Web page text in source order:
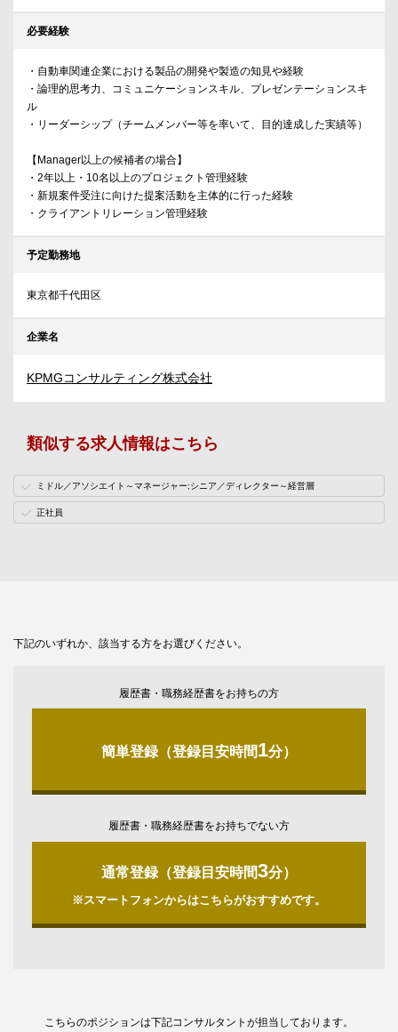
必要経験
・自動車関連企業における製品の開発や製造の知見や経験
・論理的思考力、コミュニケーションスキル、プレゼンテーションスキ
ル
・リーダーシップ（チームメンバー等を率いて、目的達成した実績等）
【Manager以上の候補者の場合】
・2年以上・10名以上のプロジェクト管理経験
・新規案件受注に向けた提案活動を主体的に行った経験
・クライアントリレーション管理経験
予定勤務地
東京都千代田区
企業名
KPMGコンサルティング株式会社
類似する求人情報はこちら
ミドル／アソシエイト～マネージャー;シニア／ディレクター～経営層
正社員
下記のいずれか、該当する方をお選びください。
履歴書・職務経歴書をお持ちの方
簡単登録（登録目安時間1分）
履歴書・職務経歴書をお持ちでない方
通常登録（登録目安時間3分）
※スマートフォンからはこちらがおすすめです。
こちらのポジションは下記コンサルタントが担当しております。